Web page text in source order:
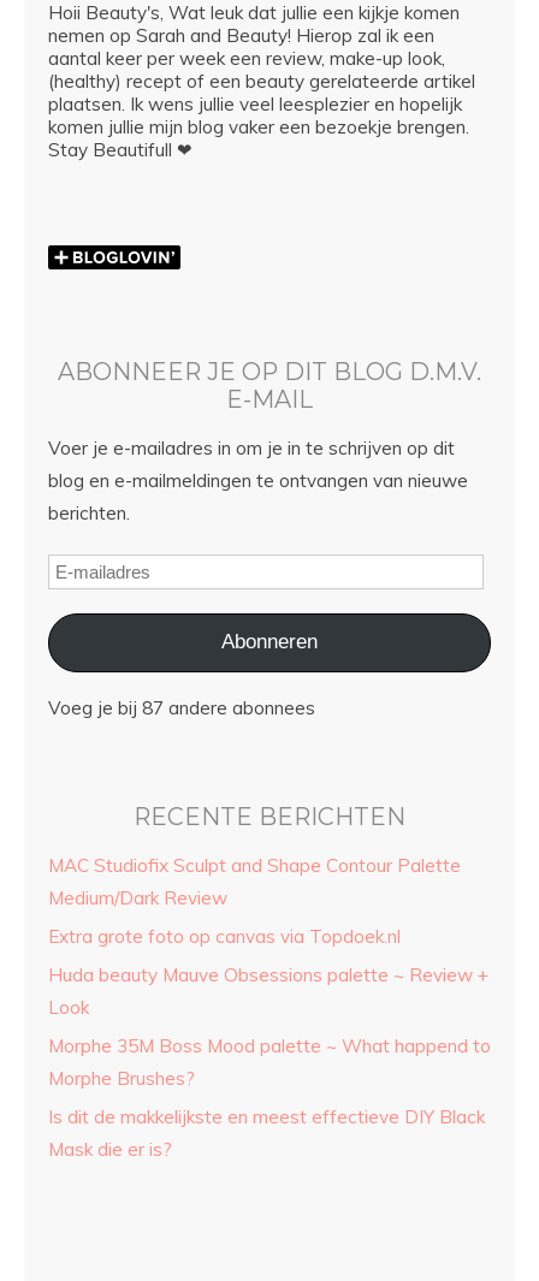
Hoii Beauty's, Wat leuk dat jullie een kijkje komen
nemen op Sarah and Beauty! Hierop zal ik een
aantal keer per week een review, make-up look,
(healthy) recept of een beauty gerelateerde artikel
plaatsen. Ik wens jullie veel leesplezier en hopelijk
komen jullie mijn blog vaker een bezoekje brengen.
Stay Beautifull ❤
ABONNEER JE OP DIT BLOG D.M.V.
E-MAIL
Voer je e-mailadres in om je in te schrijven op dit
blog en e-mailmeldingen te ontvangen van nieuwe
berichten.
Abonneren
Voeg je bij 87 andere abonnees
RECENTE BERICHTEN
MAC Studiofix Sculpt and Shape Contour Palette
Medium/Dark Review
Extra grote foto op canvas via Topdoek.nl
Huda beauty Mauve Obsessions palette ~ Review +
Look
Morphe 35M Boss Mood palette ~ What happend to
Morphe Brushes?
Is dit de makkelijkste en meest effectieve DIY Black
Mask die er is?